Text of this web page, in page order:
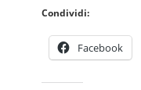
Condividi:
Facebook